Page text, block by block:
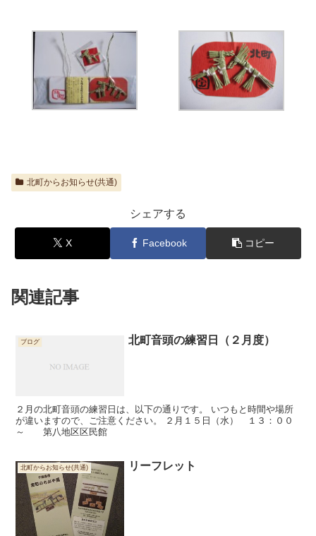
北町からお知らせ(共通)
シェアする
X Facebook コピー
関連記事
ブログ 北町音頭の練習日（２月度）
２月の北町音頭の練習日は、以下の通りです。 いつもと時間や場所
が違いますので、ご注意ください。 ２月１５日（水） １３：００
～ 第八地区区民館
北町からお知らせ(共通) リーフレット